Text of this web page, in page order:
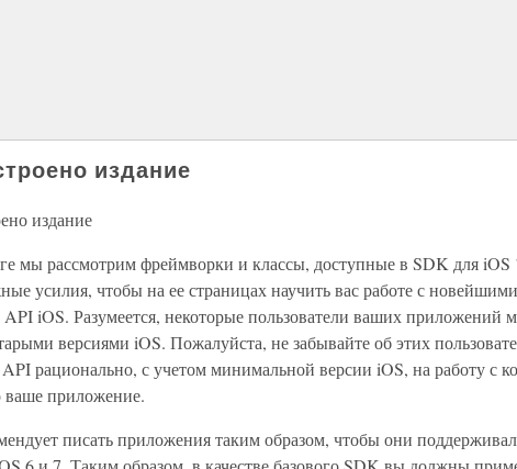
издание
издание
мы рассмотрим фреймворки и классы, доступные в SDK для
усилия, чтобы на ее страницах научить вас работе с
iOS. Разумеется, некоторые пользователи ваших приложений
версиями iOS. Пожалуйста, не забывайте об этих
рационально, с учетом минимальной версии iOS, на работу с
ваше приложение.
писать приложения таким образом, чтобы они